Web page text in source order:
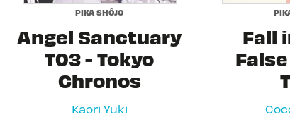
PIKA SHÔJO
Angel Sanctuary
T03 - Tokyo
Chronos
Kaori Yuki
Fall